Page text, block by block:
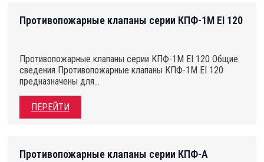
Противопожарные клапаны серии КПФ-1М EI 120
Противопожарные клапаны серии КПФ-1М EI 120 Общие
сведения Противопожарные клапаны КПФ-1М EI 120
предназначены для…
ПЕРЕЙТИ
Противопожарные клапаны серии КПФ-А